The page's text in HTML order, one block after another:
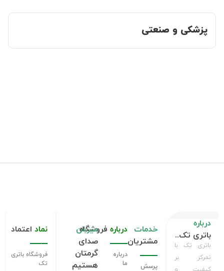
پزشکی و صنعتی
درباره
باتری تک..
باتری تک با
تمرکز بر
کیفیت و
خدمات
مشتریان
پرسش
درباره فروشگاه
درباره
ما
میزبان
صدای
گرمتان
هستیم
نماد اعتماد
فروشگاه باتری
تک